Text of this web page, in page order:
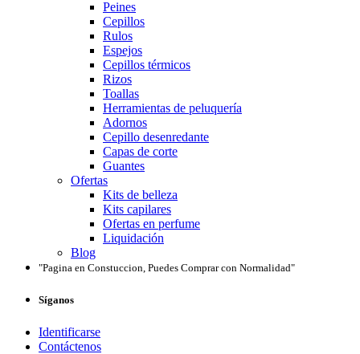
Peines
Cepillos
Rulos
Espejos
Cepillos térmicos
Rizos
Toallas
Herramientas de peluquería
Adornos
Cepillo desenredante
Capas de corte
Guantes
Ofertas
Kits de belleza
Kits capilares
Ofertas en perfume
Liquidación
Blog
"Pagina en Constuccion, Puedes Comprar con Normalidad"
Síganos
Identificarse
Contáctenos